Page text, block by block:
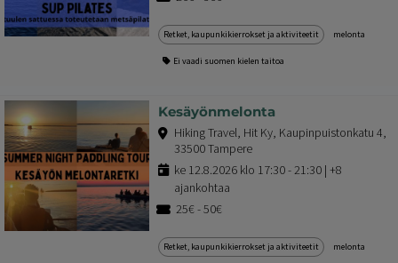
Retket, kaupunkikierrokset ja aktiviteetit melonta
Ei vaadi suomen kielen taitoa
Kesäyönmelonta
Hiking Travel, Hit Ky, Kaupinpuistonkatu 4,
33500 Tampere
ke 12.8.2026 klo 17:30 - 21:30 | +8
ajankohtaa
25€ - 50€
Retket, kaupunkikierrokset ja aktiviteetit melonta